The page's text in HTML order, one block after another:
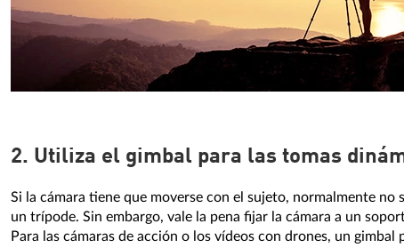
2. Utiliza el gimbal para las tomas
Si la cámara tiene que moverse con el sujeto, normalmente no
un trípode. Sin embargo, vale la pena fijar la cámara a un
Para las cámaras de acción o los vídeos con drones, un gimbal